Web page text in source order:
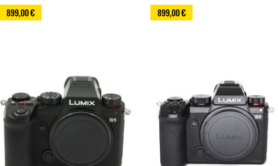
899,00 € 899,00 €